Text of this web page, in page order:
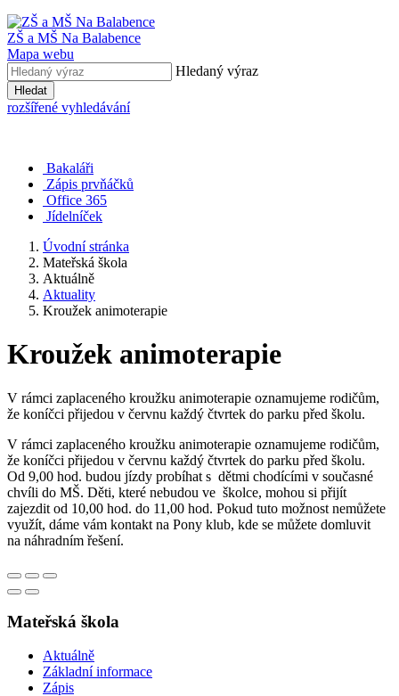
ZŠ a MŠ Na Balabence
Mapa webu
Hledaný výraz
Hledat
rozšířené vyhledávání
Bakaláři
Zápis prvňáčků
Office 365
Jídelníček
Úvodní stránka
Mateřská škola
Aktuálně
Aktuality
Kroužek animoterapie
Kroužek animoterapie
V rámci zaplaceného kroužku animoterapie oznamujeme rodičům,
že koníčci přijedou v červnu každý čtvrtek do parku před školu.
V rámci zaplaceného kroužku animoterapie oznamujeme rodičům,
že koníčci přijedou v červnu každý čtvrtek do parku před školu.
Od 9,00 hod. budou jízdy probíhat s dětmi chodícími v současné
chvíli do MŠ. Děti, které nebudou ve školce, mohou si přijít
zajezdit od 10,00 hod. do 11,00 hod. Pokud tuto možnost nemůžete
využít, dáme vám kontakt na Pony klub, kde se můžete domluvit
na náhradním řešení.
Mateřská škola
Aktuálně
Základní informace
Zápis